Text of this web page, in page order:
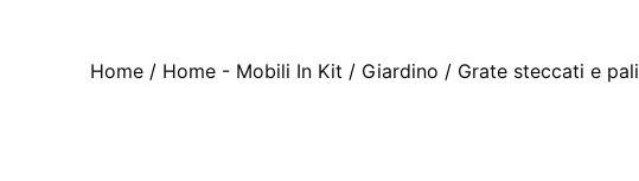
Home / Home - Mobili In Kit / Giardino / Grate steccati e pali